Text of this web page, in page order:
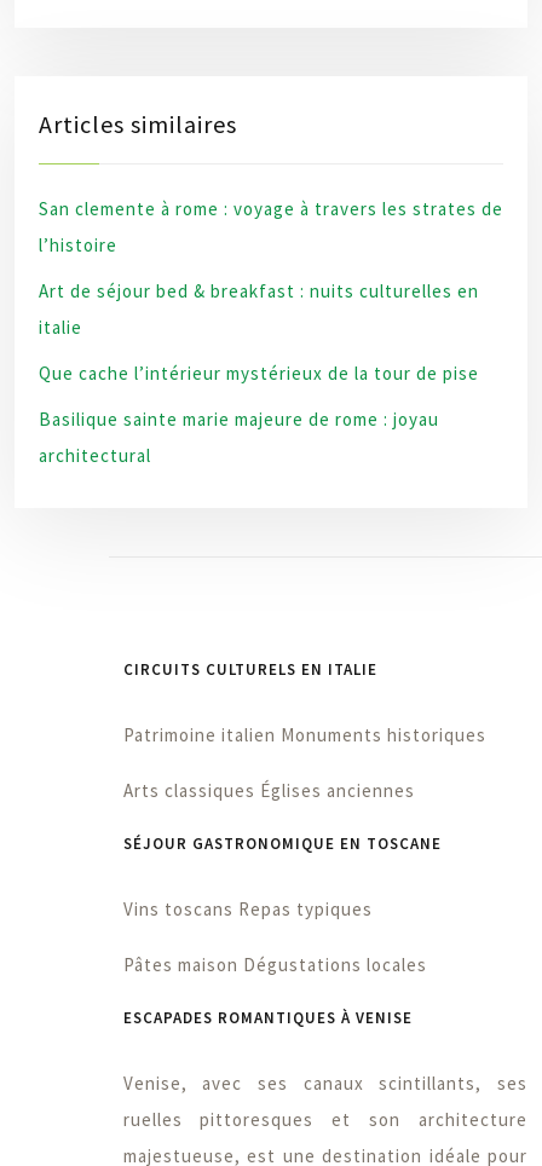
Articles similaires
San clemente à rome : voyage à travers les strates de
l’histoire
Art de séjour bed & breakfast : nuits culturelles en
italie
Que cache l’intérieur mystérieux de la tour de pise
Basilique sainte marie majeure de rome : joyau
architectural
CIRCUITS CULTURELS EN ITALIE
Patrimoine italien Monuments historiques
Arts classiques Églises anciennes
SÉJOUR GASTRONOMIQUE EN TOSCANE
Vins toscans Repas typiques
Pâtes maison Dégustations locales
ESCAPADES ROMANTIQUES À VENISE
Venise, avec ses canaux scintillants, ses
ruelles pittoresques et son architecture
majestueuse, est une destination idéale pour